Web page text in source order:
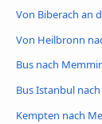
Von Biberach an
Von Heilbronn
Bus nach
Bus Istanbul
Kempten nach